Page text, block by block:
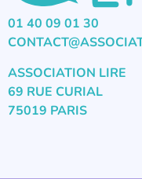
01 40 09 01 30
ASSOCIATION LIRE
69 RUE CURIAL
75019 PARIS